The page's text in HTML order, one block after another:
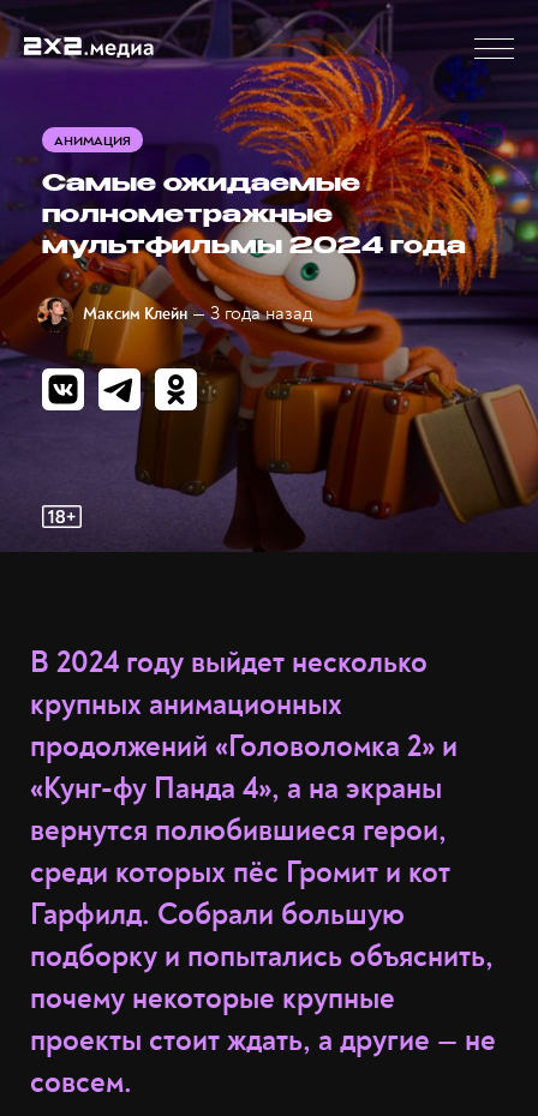
АНИМАЦИЯ
Самые ожидаемые
полнометражные
мультфильмы 2024 года
Максим Клейн — 3 года назад
В 2024 году выйдет несколько
крупных анимационных
продолжений «Головоломка 2» и
«Кунг-фу Панда 4», а на экраны
вернутся полюбившиеся герои,
среди которых пёс Громит и кот
Гарфилд. Собрали большую
подборку и попытались объяснить,
почему некоторые крупные
проекты стоит ждать, а другие — не
совсем.